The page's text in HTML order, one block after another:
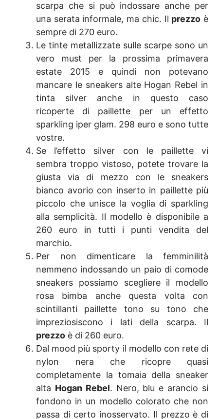
scarpa che si può indossare anche per
una serata informale, ma chic. Il prezzo è
sempre di 270 euro.
Le tinte metallizzate sulle scarpe sono un
vero must per la prossima primavera
estate 2015 e quindi non potevano
mancare le sneakers alte Hogan Rebel in
tinta silver anche in questo caso
ricoperte di paillette per un effetto
sparkling iper glam. 298 euro e sono tutte
vostre.
Se l’effetto silver con le paillette vi
sembra troppo vistoso, potete trovare la
giusta via di mezzo con le sneakers
bianco avorio con inserto in paillette più
piccolo che unisce la voglia di sparkling
alla semplicità. Il modello è disponibile a
260 euro in tutti i punti vendita del
marchio.
Per non dimenticare la femminilità
nemmeno indossando un paio di comode
sneakers possiamo scegliere il modello
rosa bimba anche questa volta con
scintillanti paillette tono su tono che
impreziosiscono i lati della scarpa. Il
prezzo è di 260 euro.
Dal mood più sporty il modello con rete di
nylon nera che ricopre quasi
completamente la tomaia della sneaker
alta Hogan Rebel. Nero, blu e arancio si
fondono in un modello colorato che non
passa di certo inosservato. Il prezzo è di